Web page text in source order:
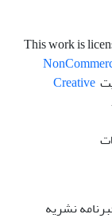
Creative
نشریه